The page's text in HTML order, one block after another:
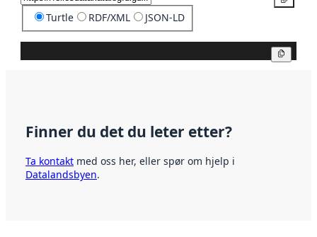
Turtle RDF/XML JSON-LD
Finner du det du leter etter?
Ta kontakt med oss her, eller spør om hjelp i
Datalandsbyen.